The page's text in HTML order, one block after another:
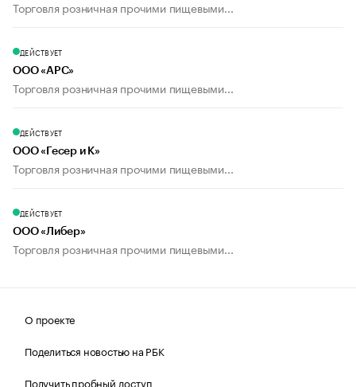
Торговля розничная прочими пищевыми...
ДЕЙСТВУЕТ
ООО «АРС»
Торговля розничная прочими пищевыми...
ДЕЙСТВУЕТ
ООО «Гесер и К»
Торговля розничная прочими пищевыми...
ДЕЙСТВУЕТ
ООО «Либер»
Торговля розничная прочими пищевыми...
О проекте
Поделиться новостью на РБК
Получить пробный доступ